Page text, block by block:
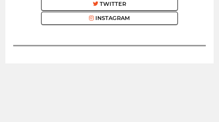
TWITTER
INSTAGRAM